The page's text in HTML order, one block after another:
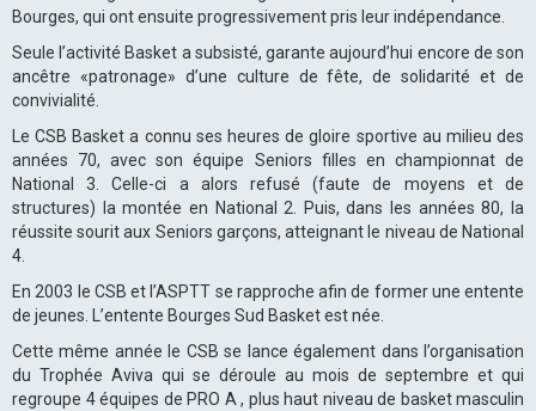
Bourges, qui ont ensuite progressivement pris leur indépendance.
Seule l’activité Basket a subsisté, garante aujourd’hui encore de son
ancêtre «patronage» d’une culture de fête, de solidarité et de
convivialité.
Le CSB Basket a connu ses heures de gloire sportive au milieu des
années 70, avec son équipe Seniors filles en championnat de
National 3. Celle-ci a alors refusé (faute de moyens et de
structures) la montée en National 2. Puis, dans les années 80, la
réussite sourit aux Seniors garçons, atteignant le niveau de National
4.
En 2003 le CSB et l’ASPTT se rapproche afin de former une entente
de jeunes. L’entente Bourges Sud Basket est née.
Cette même année le CSB se lance également dans l’organisation
du Trophée Aviva qui se déroule au mois de septembre et qui
regroupe 4 équipes de PRO A , plus haut niveau de basket masculin